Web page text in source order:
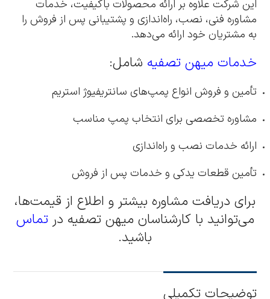
این شرکت علاوه بر ارائه محصولات باکیفیت، خدمات
مشاوره فنی، نصب، راه‌اندازی و پشتیبانی پس از فروش را
به مشتریان خود ارائه می‌دهد.
خدمات میهن تصفیه شامل:
تأمین و فروش انواع پمپ‌های سانتریفیوژ استریم
مشاوره تخصصی برای انتخاب پمپ مناسب
ارائه خدمات نصب و راه‌اندازی
تأمین قطعات یدکی و خدمات پس از فروش
برای دریافت مشاوره بیشتر و اطلاع از قیمت‌ها،
می‌توانید با کارشناسان میهن تصفیه درتماس
باشید.
توضیحات تکمیلی